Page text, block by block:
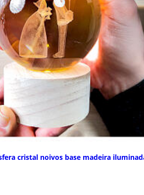
cristal noivos base madeira